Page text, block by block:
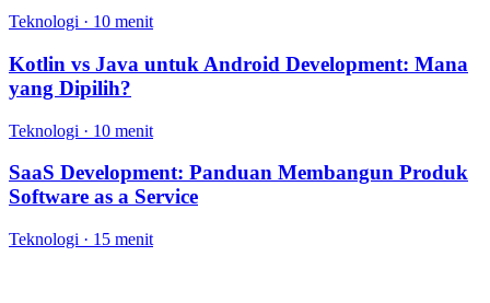
Teknologi · 10 menit
Kotlin vs Java untuk Android Development: Mana
yang Dipilih?
Teknologi · 10 menit
SaaS Development: Panduan Membangun Produk
Software as a Service
Teknologi · 15 menit